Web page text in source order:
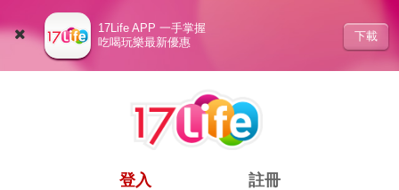
17Life APP 一手掌握
吃喝玩樂最新優惠
下載
登入 註冊